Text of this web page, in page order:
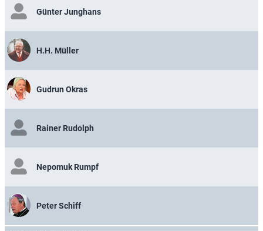
Günter Junghans
H.H. Müller
Gudrun Okras
Rainer Rudolph
Nepomuk Rumpf
Peter Schiff